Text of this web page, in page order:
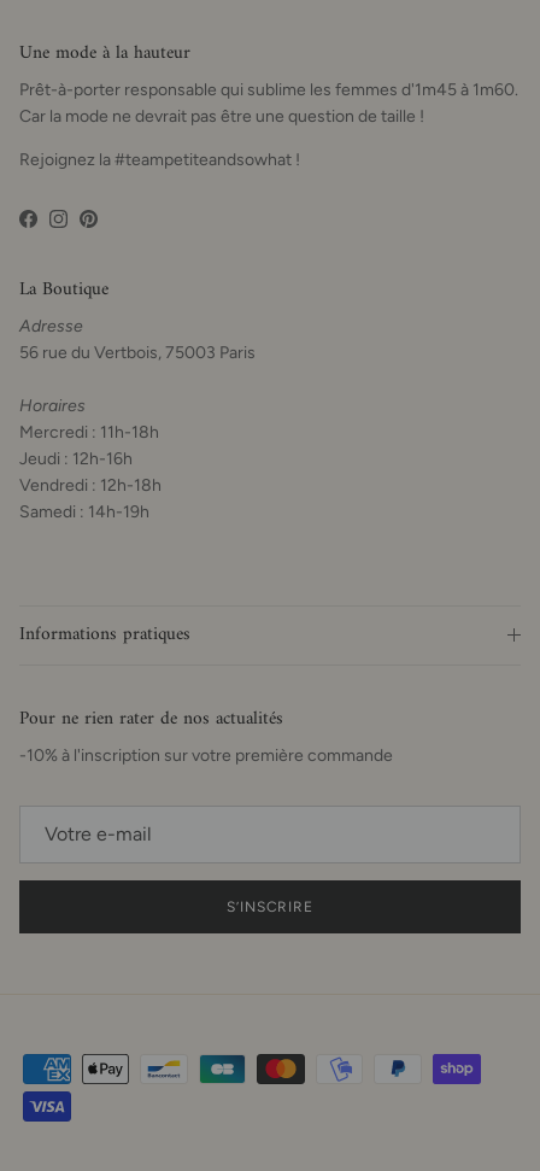
Une mode à la hauteur
Prêt-à-porter responsable qui sublime les femmes d'1m45 à 1m60.
Car la mode ne devrait pas être une question de taille !
Rejoignez la #teampetiteandsowhat !
Facebook
Instagram
Pinterest
La Boutique
Adresse
56 rue du Vertbois, 75003 Paris
Horaires
Mercredi : 11h-18h
Jeudi : 12h-16h
Vendredi : 12h-18h
Samedi : 14h-19h
Informations pratiques
Pour ne rien rater de nos actualités
-10% à l'inscription sur votre première commande
S’INSCRIRE